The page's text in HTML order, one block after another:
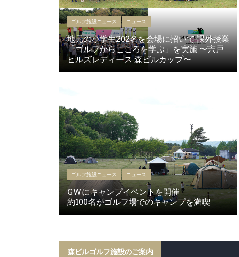
ゴルフ施設ニュース ニュース
地元の小学生202名を会場に招いて 課外授業
「ゴルフからこころを学ぶ」を実施 〜宍戸
ヒルズレディース 森ビルカップ〜
ゴルフ施設ニュース ニュース
GWにキャンプイベントを開催
約100名がゴルフ場でのキャンプを満喫
森ビルゴルフ施設のご案内